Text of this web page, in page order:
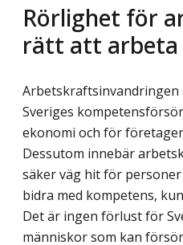
Rörlighet för
rätt att arbeta
Sveriges
ekonomi och för
Dessutom innebär
säker väg hit för
bidra med kompetens,
Det är ingen förlust för
människor som kan